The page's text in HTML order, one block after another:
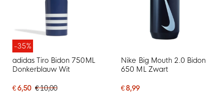
-35%
adidas Tiro Bidon 750ML
Donkerblauw Wit
€ 6,50 € 10,00
Nike Big Mouth 2.0 Bidon
650 ML Zwart
€ 8,99